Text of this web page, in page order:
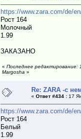
https://www.zara.com/de/
Рост 164
Молочный
1.99
ЗАКАЗАНО
« Последнее редактирование:
Margosha »
Re: ZARA -с
« Ответ #434 :17
https://www.zara.com/de/
Рост 164
Белый
1.99